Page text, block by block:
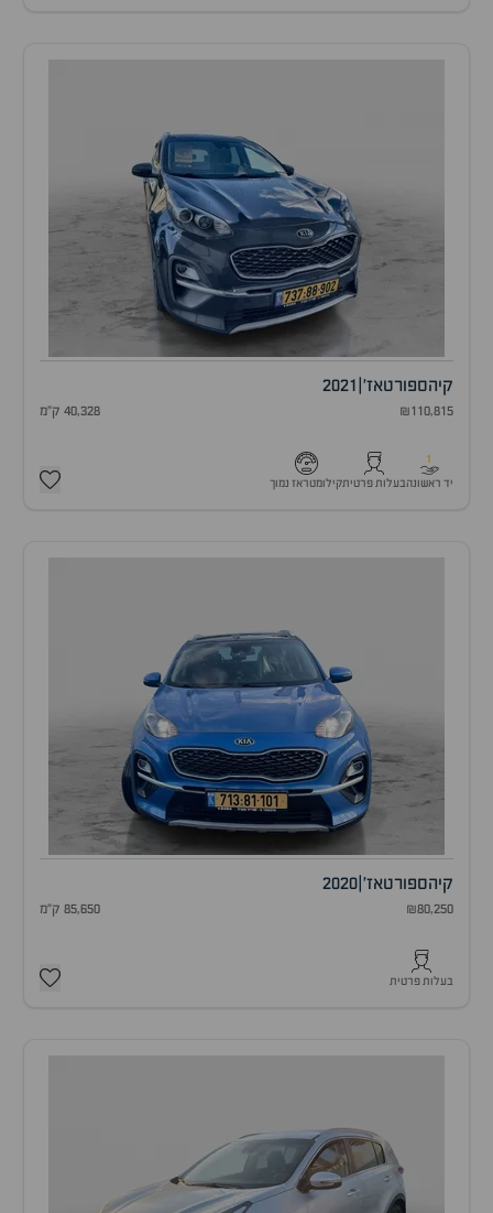
קיהספורטאז' 2021
₪110,815 40,328 ק"מ
1
יד ראשונהבעלות פרטיתקילומטראז נמוך
קיהספורטאז' 2020
₪80,250 85,650 ק"מ
בעלות פרטית